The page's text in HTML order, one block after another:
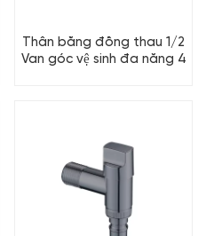
Thân bằng đồng thau 1/2
Van góc vệ sinh đa năng 4